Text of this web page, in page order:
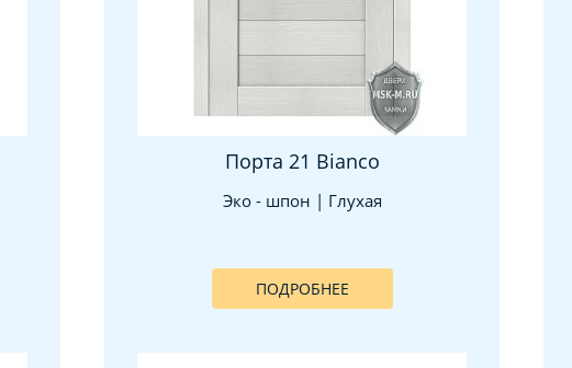
Порта 21 Bianco
Эко - шпон | Глухая
ПОДРОБНЕЕ